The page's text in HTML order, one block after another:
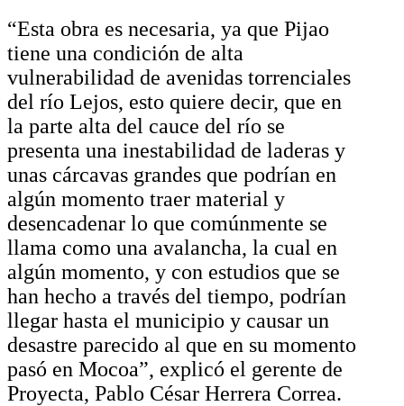
“Esta obra es necesaria, ya que Pijao
tiene una condición de alta
vulnerabilidad de avenidas torrenciales
del río Lejos, esto quiere decir, que en
la parte alta del cauce del río se
presenta una inestabilidad de laderas y
unas cárcavas grandes que podrían en
algún momento traer material y
desencadenar lo que comúnmente se
llama como una avalancha, la cual en
algún momento, y con estudios que se
han hecho a través del tiempo, podrían
llegar hasta el municipio y causar un
desastre parecido al que en su momento
pasó en Mocoa”, explicó el gerente de
Proyecta, Pablo César Herrera Correa.